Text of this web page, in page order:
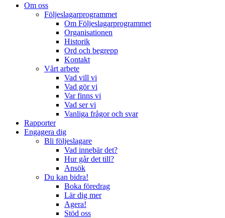
Om oss
Följeslagarprogrammet
Om Följeslagarprogrammet
Organisationen
Historik
Ord och begrepp
Kontakt
Vårt arbete
Vad vill vi
Vad gör vi
Var finns vi
Vad ser vi
Vanliga frågor och svar
Rapporter
Engagera dig
Bli följeslagare
Vad innebär det?
Hur går det till?
Ansök
Du kan bidra!
Boka föredrag
Lär dig mer
Agera!
Stöd oss